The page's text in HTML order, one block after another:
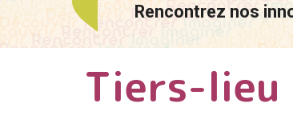
Rencontrez nos
Tiers-lieu